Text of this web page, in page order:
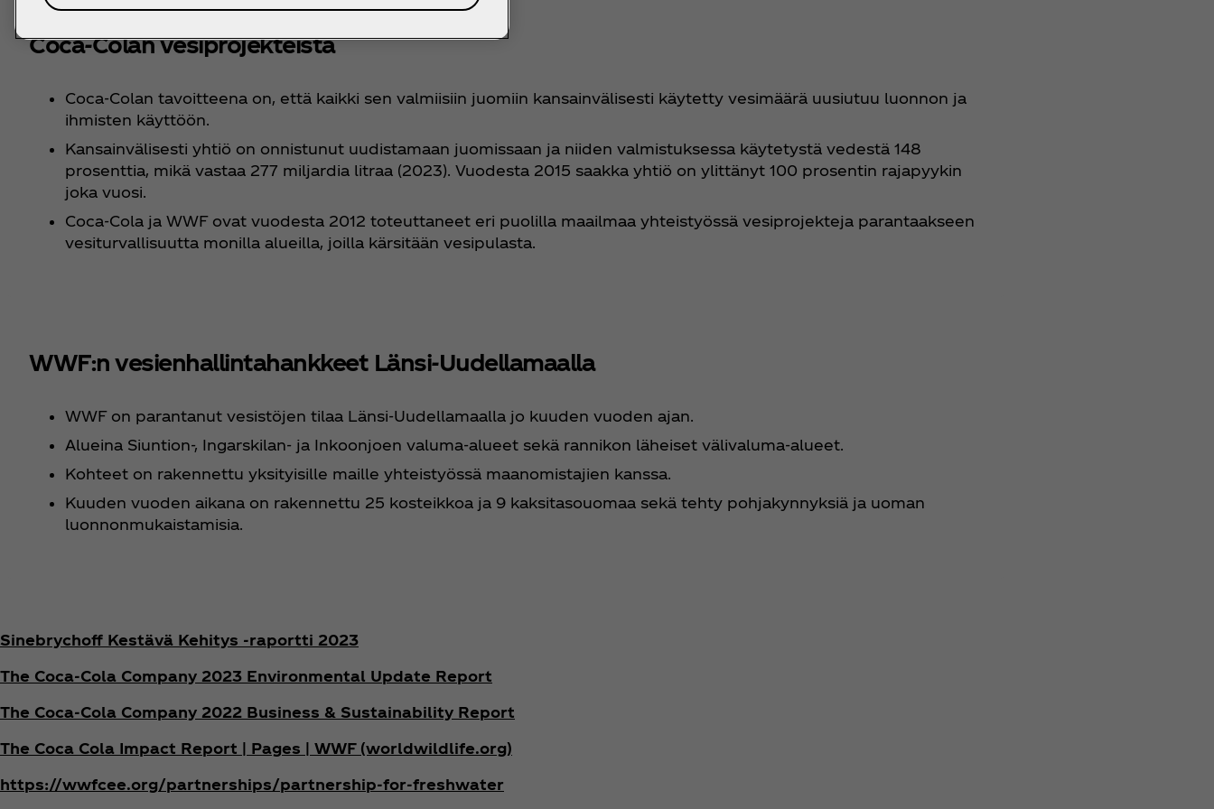
Coca‑Colan vesiprojekteista
Coca‑Colan tavoitteena on, että kaikki sen valmiisiin juomiin kansainvälisesti käytetty vesimäärä uusiutuu luonnon ja
ihmisten käyttöön.
Kansainvälisesti yhtiö on onnistunut uudistamaan juomissaan ja niiden valmistuksessa käytetystä vedestä 148
prosenttia, mikä vastaa 277 miljardia litraa (2023). Vuodesta 2015 saakka yhtiö on ylittänyt 100 prosentin rajapyykin
joka vuosi.
Coca‑Cola ja WWF ovat vuodesta 2012 toteuttaneet eri puolilla maailmaa yhteistyössä vesiprojekteja parantaakseen
vesiturvallisuutta monilla alueilla, joilla kärsitään vesipulasta.
WWF:n vesienhallintahankkeet Länsi-Uudellamaalla
WWF on parantanut vesistöjen tilaa Länsi-Uudellamaalla jo kuuden vuoden ajan.
Alueina Siuntion-, Ingarskilan- ja Inkoonjoen valuma-alueet sekä rannikon läheiset välivaluma-alueet.
Kohteet on rakennettu yksityisille maille yhteistyössä maanomistajien kanssa.
Kuuden vuoden aikana on rakennettu 25 kosteikkoa ja 9 kaksitasouomaa sekä tehty pohjakynnyksiä ja uoman
luonnonmukaistamisia.
Sinebrychoff Kestävä Kehitys -raportti 2023
The Coca‑Cola Company 2023 Environmental Update Report
The Coca‑Cola Company 2022 Business & Sustainability Report
The Coca Cola Impact Report | Pages | WWF (worldwildlife.org)
https://wwfcee.org/partnerships/partnership-for-freshwater